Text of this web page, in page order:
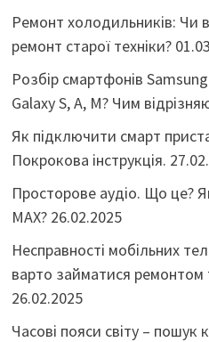
Ремонт холодильників: Чи
ремонт старої техніки?
Розбір смартфонів
Galaxy S, A, M? Чим
Як підключити смарт
Покрокова інструкція.
Просторове аудіо. Що це?
MAX? 26.02.2025
Несправності мобільних
варто займатися ремонтом
26.02.2025
Часові пояси світу – пошук